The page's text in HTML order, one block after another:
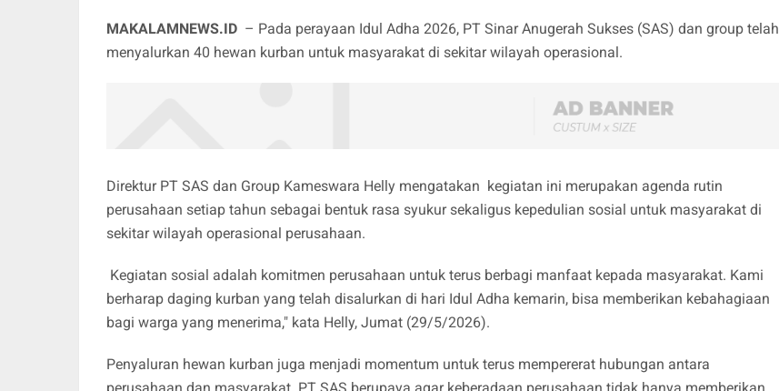
MAKALAMNEWS.ID – Pada perayaan Idul Adha 2026, PT Sinar Anugerah Sukses (SAS) dan group telah
menyalurkan 40 hewan kurban untuk masyarakat di sekitar wilayah operasional.
Direktur PT SAS dan Group Kameswara Helly mengatakan kegiatan ini merupakan agenda rutin
perusahaan setiap tahun sebagai bentuk rasa syukur sekaligus kepedulian sosial untuk masyarakat di
sekitar wilayah operasional perusahaan.
Kegiatan sosial adalah komitmen perusahaan untuk terus berbagi manfaat kepada masyarakat. Kami
berharap daging kurban yang telah disalurkan di hari Idul Adha kemarin, bisa memberikan kebahagiaan
bagi warga yang menerima," kata Helly, Jumat (29/5/2026).
Penyaluran hewan kurban juga menjadi momentum untuk terus mempererat hubungan antara
perusahaan dan masyarakat. PT SAS berupaya agar keberadaan perusahaan tidak hanya memberikan